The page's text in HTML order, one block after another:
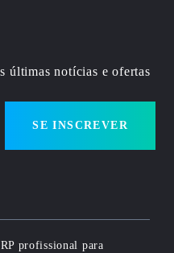
últimas notícias e ofertas
SE INSCREVER
profissional para